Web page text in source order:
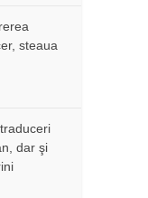
steaua
dar şi